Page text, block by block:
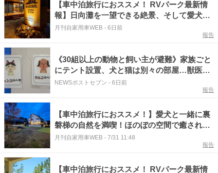
【車中泊旅行におススメ！ RVパーク最新情
報】日向灘を一望できる絶景、そして愛犬と
至福の時を楽しめるRVパーク『宮崎県日向市
月刊自家用車WEB - 6日前
報告
《30組以上の動物と飼い主が避難》家族ごと
にテント設置、犬と猫は別々の部屋…獣医師
が熊本で“ペット同伴避難所”開設に込めた想
NEWSポストセブン - 6日前
報告
【車中泊旅行におススメ！】愛犬と一緒に裏
磐梯の自然を満喫！ほのぼの空間で癒される
『福島県北塩原村／RVパーク ペンション歩
月刊自家用車WEB - 7/31 11:48
報告
【車中泊旅行におススメ！ RVパーク最新情